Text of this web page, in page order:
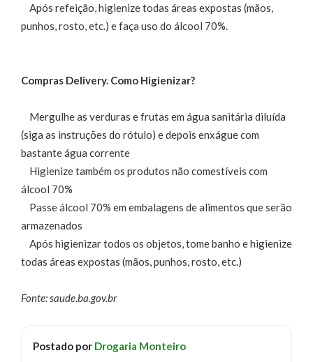
Após refeição, higienize todas áreas expostas (mãos,
punhos, rosto, etc.) e faça uso do álcool 70%.
Compras Delivery. Como Higienizar?
Mergulhe as verduras e frutas em água sanitária diluída
(siga as instruções do rótulo) e depois enxágue com
bastante água corrente
Higienize também os produtos não comestíveis com
álcool 70%
Passe álcool 70% em embalagens de alimentos que serão
armazenados
Após higienizar todos os objetos, tome banho e higienize
todas áreas expostas (mãos, punhos, rosto, etc.)
Fonte: saude.ba.gov.br
Postado por Drogaria Monteiro